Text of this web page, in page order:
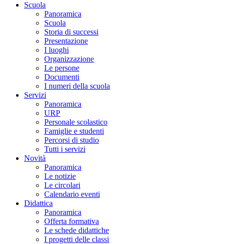
Scuola
Panoramica
Scuola
Storia di successi
Presentazione
I luoghi
Organizzazione
Le persone
Documenti
I numeri della scuola
Servizi
Panoramica
URP
Personale scolastico
Famiglie e studenti
Percorsi di studio
Tutti i servizi
Novità
Panoramica
Le notizie
Le circolari
Calendario eventi
Didattica
Panoramica
Offerta formativa
Le schede didattiche
I progetti delle classi